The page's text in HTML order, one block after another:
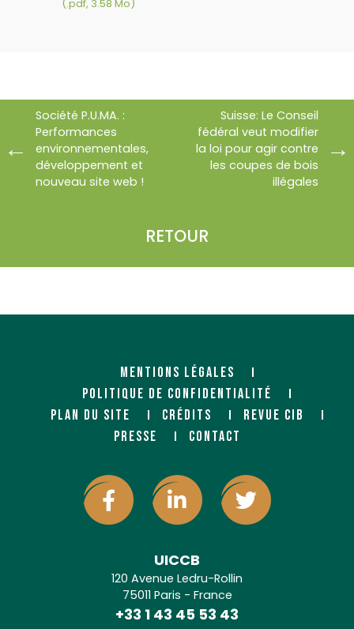
(.pdf, 3.58 Mo)
Société P.U.MA. :
Performances
environnementales,
développement et
nouveau site web !
RETOUR
Suisse: Le Conseil
fédéral veut modifier
la loi pour agir contre
les coupes de bois
illégales
MENTIONS LÉGALES
POLITIQUE DE CONFIDENTIALITÉ
PLAN DU SITE
CRÉDITS
REVUE CIB
PRESSE
CONTACT
UICCB
120 Avenue Ledru-Rollin
75011 Paris - France
+33 1 43 45 53 43